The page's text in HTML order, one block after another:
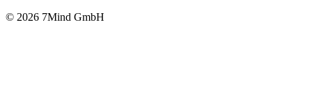
© 2026 7Mind GmbH